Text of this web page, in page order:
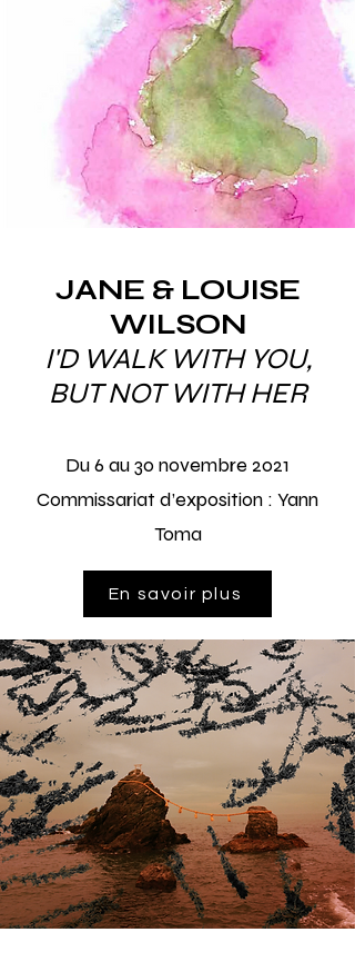
JANE & LOUISE
WILSON
I'D WALK WITH YOU,
BUT NOT WITH HER
Du 6 au 30 novembre 2021
Commissariat d’exposition : Yann
Toma
En savoir plus